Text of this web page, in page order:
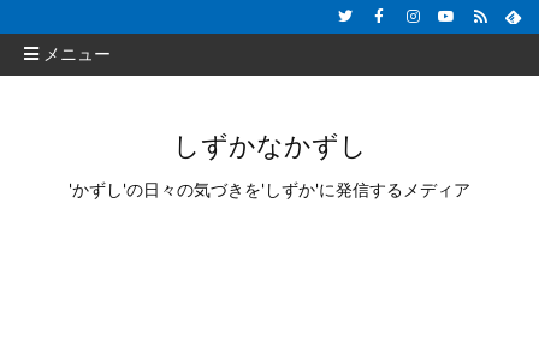
メニュー
しずかなかずし
'かずし'の日々の気づきを'しずか'に発信するメディア